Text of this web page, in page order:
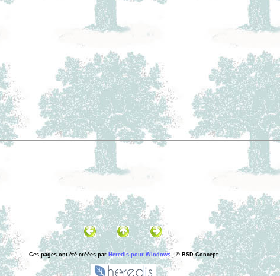
Ces pages ont été créées par Heredis pour Windows, © BSD Concept